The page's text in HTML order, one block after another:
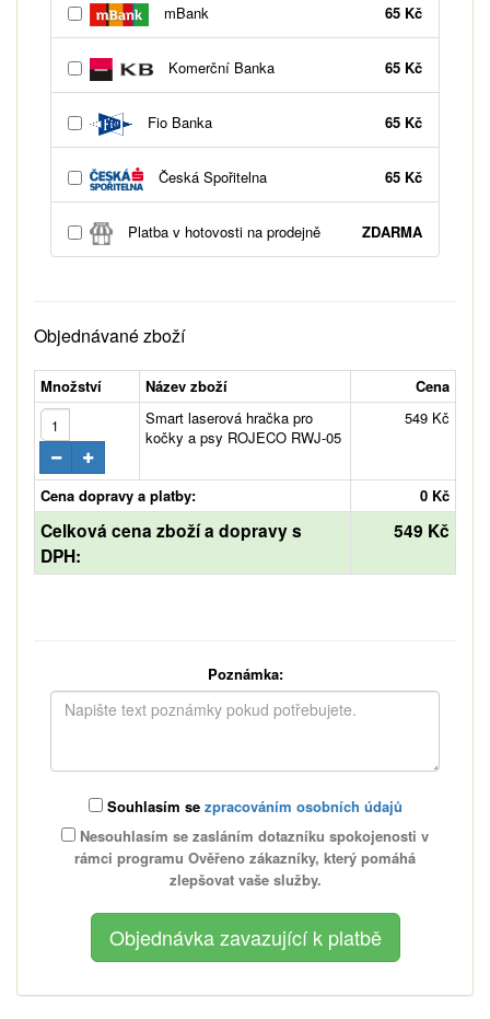
mBank 65 Kč
Komerční Banka 65 Kč
Fio Banka 65 Kč
Česká Spořitelna 65 Kč
Platba v hotovosti na prodejně ZDARMA
Objednávané zboží
Množství Název zboží
Cena
Smart laserová hračka pro
kočky a psy ROJECO RWJ-05
549 Kč
Cena dopravy a platby: 0 Kč
Celková cena zboží a dopravy s
DPH:
549 Kč
Poznámka:
Souhlasím se zpracováním osobních údajů
Nesouhlasím se zasláním dotazníku spokojenosti v
rámci programu Ověřeno zákazníky, který pomáhá
zlepšovat vaše služby.